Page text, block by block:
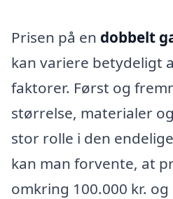
Prisen på en dobbelt
kan variere betydeligt
faktorer. Først og
størrelse, materialer
stor rolle i den
kan man forvente, at
omkring 100.000 kr.